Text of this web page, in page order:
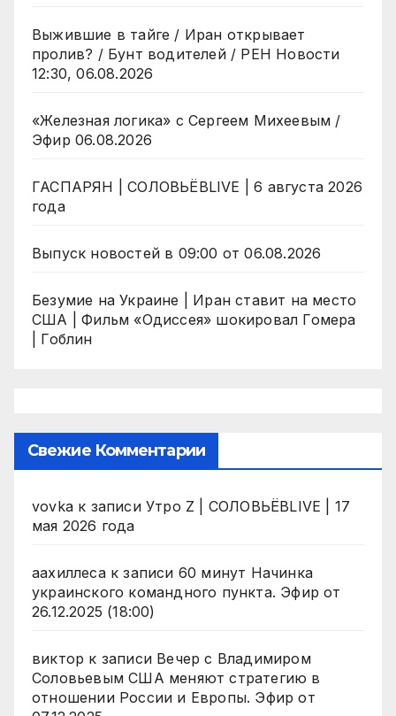
Выжившие в тайге / Иран открывает
пролив? / Бунт водителей / РЕН Новости
12:30, 06.08.2026
«Железная логика» с Сергеем Михеевым /
Эфир 06.08.2026
ГАСПАРЯН | СОЛОВЬЁВLIVE | 6 августа 2026
года
Выпуск новостей в 09:00 от 06.08.2026
Безумие на Украине | Иран ставит на место
США | Фильм «Одиссея» шокировал Гомера
| Гоблин
Свежие Комментарии
vovka к записи Утро Z | СОЛОВЬЁВLIVE | 17
мая 2026 года
аахиллесак записи 60 минут Начинка
украинского командного пункта. Эфир от
26.12.2025 (18:00)
виктор к записи Вечер с Владимиром
Соловьевым США меняют стратегию в
отношении России и Европы. Эфир от